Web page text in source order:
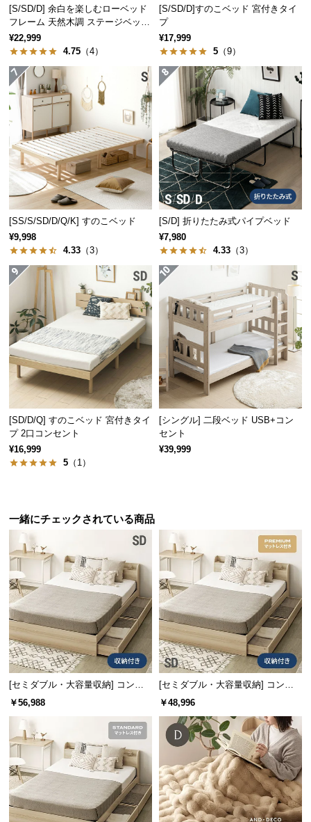
キ
ャ
ン
セ
ル
つ
て
保
証
に
つ
い
て
規
約
に
つ
い
て
ー
お
知
ら
せ
ブ
ロ
グ
企
業
情
報
[S/SD/D] 余白を楽しむローベッド
フレーム 天然木調 ステージベッド
2口コンセントタイプ
¥22,999
4.75 （4）
[S/SD/D]すのこベッド 宮付きタイ
プ
¥17,999
5 （9）
[SS/S/SD/D/Q/K] すのこベッド
¥9,998
4.33 （3）
[S/D] 折りたたみ式パイプベッド
¥7,980
4.33 （3）
[SD/D/Q] すのこベッド 宮付きタイ
プ 2口コンセント
¥16,999
5 （1）
[シングル] 二段ベッド USB+コン
セント
¥39,999
一緒にチェックされている商品
[セミダブル・大容量収納] コンセ
ント機能付きベッド 超極厚マット
￥56,988
[セミダブル・大容量収納] コンセ
ント機能付きベッド プレミアムマ
￥48,996